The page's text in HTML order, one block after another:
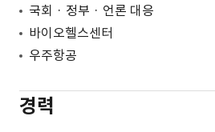
국회 · 정부 · 언론 대응
바이오헬스센터
우주항공
경력